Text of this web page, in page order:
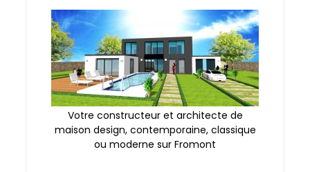
Votre constructeur et architecte de
maison design, contemporaine, classique
ou moderne sur Fromont